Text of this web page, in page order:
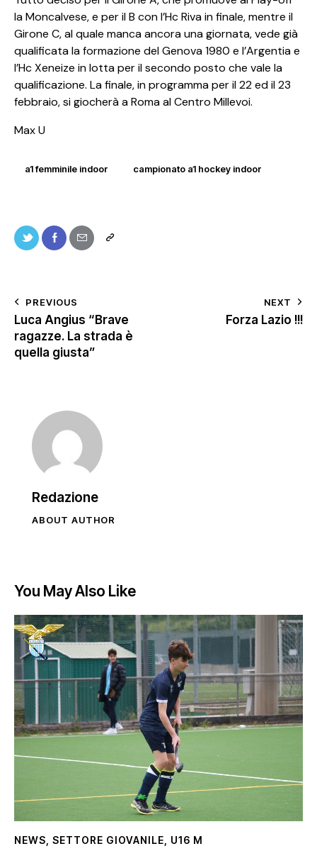
la Moncalvese, e per il B con l’Hc Riva in finale, mentre il
Girone C, al quale manca ancora una giornata, vede già
qualificata la formazione del Genova 1980 e l’Argentia e
l’Hc Xeneize in lotta per il secondo posto che vale la
qualificazione. La finale, in programma per il 22 ed il 23
febbraio, si giocherà a Roma al Centro Millevoi.
Max U
a1 femminile indoor campionato a1 hockey indoor
PREVIOUS
Luca Angius “Brave
ragazze. La strada è
quella giusta”
NEXT
Forza Lazio !!!
Redazione
ABOUT AUTHOR
You May Also Like
NEWS SETTORE GIOVANILE U16 M